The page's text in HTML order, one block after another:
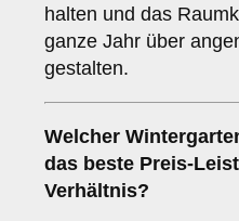
halten und das
ganze Jahr über
gestalten.
Welcher
das beste Preis-
Verhältnis?